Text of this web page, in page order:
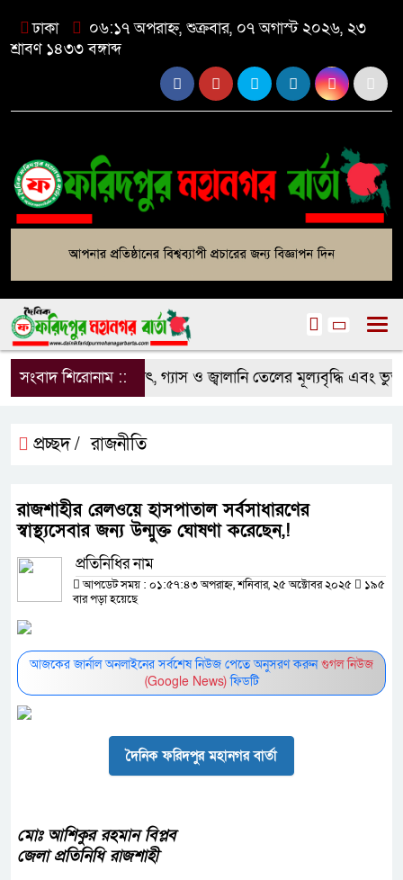
ঢাকা
০৬:১৭ অপরাহ্ন, শুক্রবার, ০৭ অগাস্ট ২০২৬, ২৩
শ্রাবণ ১৪৩৩ বঙ্গাব্দ
সংবাদ শিরোনাম ::বিদ্যুৎ, গ্যাস ও জ্বালানি তেলের মূল্যবৃদ্ধি এবং ভুতুড়ে
প্রচ্ছদ / রাজনীতি
রাজশাহীর রেলওয়ে হাসপাতাল সর্বসাধারণের
স্বাস্থ্যসেবার জন্য উন্মুক্ত ঘোষণা করেছেন,!
প্রতিনিধির নাম
আপডেট সময় : ০১:৫৭:৪৩ অপরাহ্ন, শনিবার, ২৫ অক্টোবর ২০২৫
১৯৫
বার পড়া হয়েছে
আজকের জার্নাল অনলাইনের সর্বশেষ নিউজ পেতে অনুসরণ করুনগুগল নিউজ
(Google News)ফিডটি
দৈনিক ফরিদপুর মহানগর বার্তা
মোঃ আশিকুর রহমান বিপ্লব
জেলা প্রতিনিধি রাজশাহী